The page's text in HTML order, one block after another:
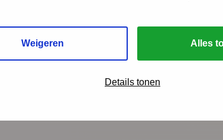
Weigeren Alles
Details tonen
Lees meer over Yvonne
Vanneste